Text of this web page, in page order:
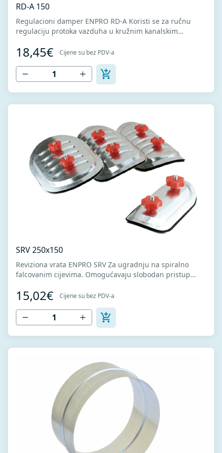
RD-A 150
Regulacioni damper ENPRO RD-A Koristi se za ručnu
regulaciju protoka vazduha u kružnim kanalskim
klapne.Izrađen od visokokvalitetnog pocinkovanog lima
DX51D za hladno oblikovanje.
18,45€ Cijene su bez PDV-a
SRV 250x150
Reviziona vrata ENPRO SRV Za ugradnju na spiralno
falcovanim cijevima. Omogućavaju slobodan pristup
kompletu sa zaptivkom radi boljeg dihtovanja.
15,02€ Cijene su bez PDV-a